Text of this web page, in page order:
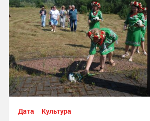
Дата Культура